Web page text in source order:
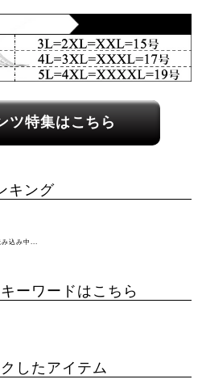
ク
ツ特集はこちら
キング
み込み中...
ーワードはこちら
したアイテム